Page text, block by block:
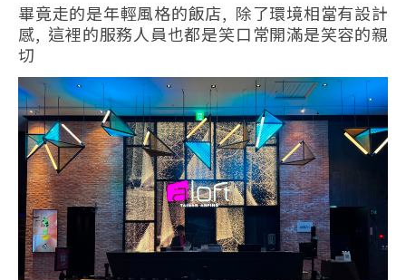
畢竟走的是年輕風格的飯店, 除了環境相當有設計
感, 這裡的服務人員也都是笑口常開滿是笑容的親
切